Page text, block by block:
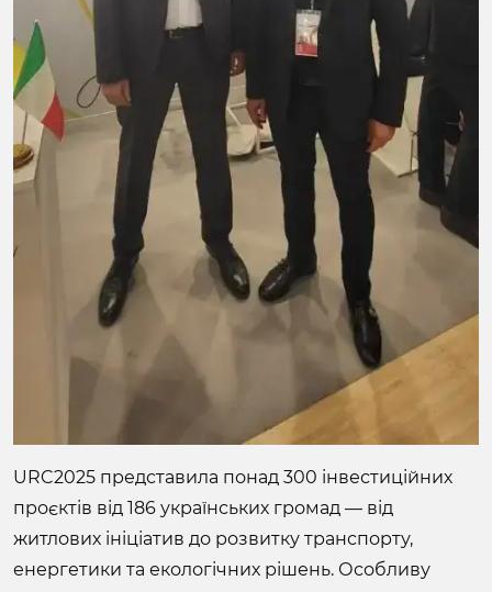
URC2025 представила понад 300 інвестиційних
проєктів від 186 українських громад — від
житлових ініціатив до розвитку транспорту,
енергетики та екологічних рішень. Особливу